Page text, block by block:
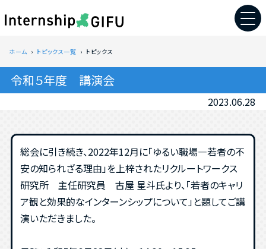
ホーム トピックス一覧 トピックス
令和５年度 講演会
2023.06.28
総会に引き続き、2022年12月に「ゆるい職場―若者の不
安の知られざる理由」を上梓されたリクルートワークス
研究所 主任研究員 古屋 星斗氏より、「若者のキャリ
ア観と効果的なインターンシップについて」と題してご講
演いただきました。